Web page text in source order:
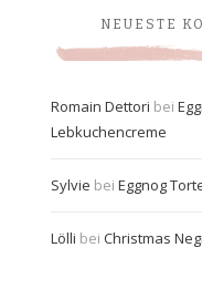
NEUESTE
Romain Dettori bei
Lebkuchencreme
Sylvie bei Eggnog
Lölli bei Christmas